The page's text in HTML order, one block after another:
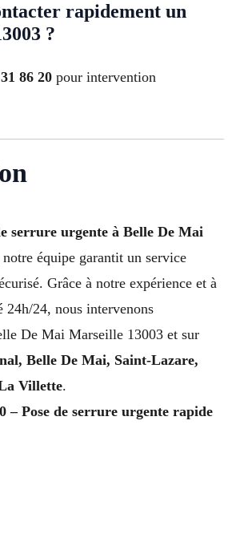
rapidement un
?
86 20 pour intervention
serrure urgente à Belle De Mai
notre équipe garantit un service
Grâce à notre expérience et à
24, nous intervenons
De Mai Marseille 13003 et sur
Belle De Mai, Saint-Lazare,
Villette.
– Pose de serrure urgente rapide